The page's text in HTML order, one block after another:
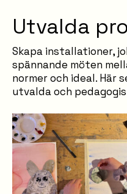
Utvalda
Skapa installationer,
spännande möten
normer och ideal. Här
utvalda och